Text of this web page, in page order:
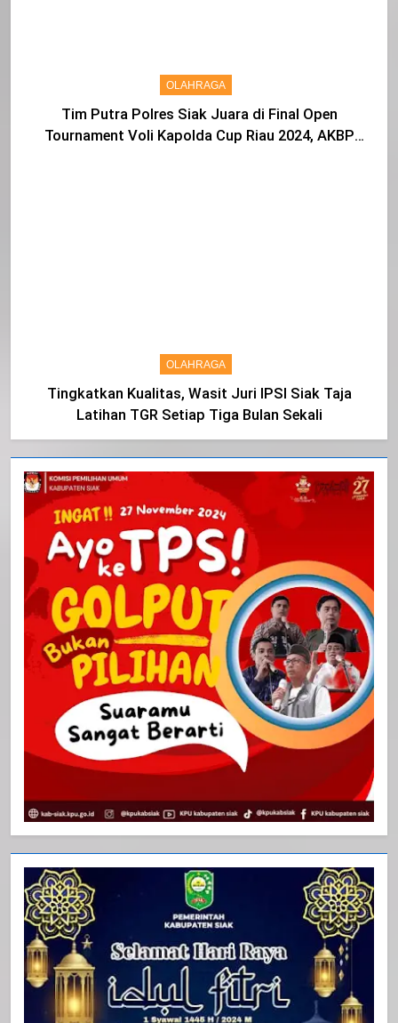
OLAHRAGA
Tim Putra Polres Siak Juara di Final Open
Tournament Voli Kapolda Cup Riau 2024, AKBP
OLAHRAGA
Tingkatkan Kualitas, Wasit Juri IPSI Siak Taja
Latihan TGR Setiap Tiga Bulan Sekali